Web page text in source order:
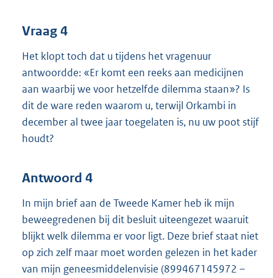
Vraag 4
Het klopt toch dat u tijdens het vragenuur
antwoordde: «Er komt een reeks aan medicijnen
aan waarbij we voor hetzelfde dilemma staan»? Is
dit de ware reden waarom u, terwijl Orkambi in
december al twee jaar toegelaten is, nu uw poot stijf
houdt?
Antwoord 4
In mijn brief aan de Tweede Kamer heb ik mijn
beweegredenen bij dit besluit uiteengezet waaruit
blijkt welk dilemma er voor ligt. Deze brief staat niet
op zich zelf maar moet worden gelezen in het kader
van mijn geneesmiddelenvisie (899467145972 –